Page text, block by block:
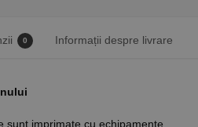
0 Informații despre livrare
sunt imprimate cu echipamente